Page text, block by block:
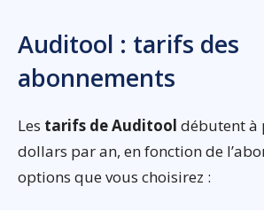
Auditool : tarifs des
abonnements
Les tarifs de Auditool débutent à
dollars par an, en fonction de
options que vous choisirez :